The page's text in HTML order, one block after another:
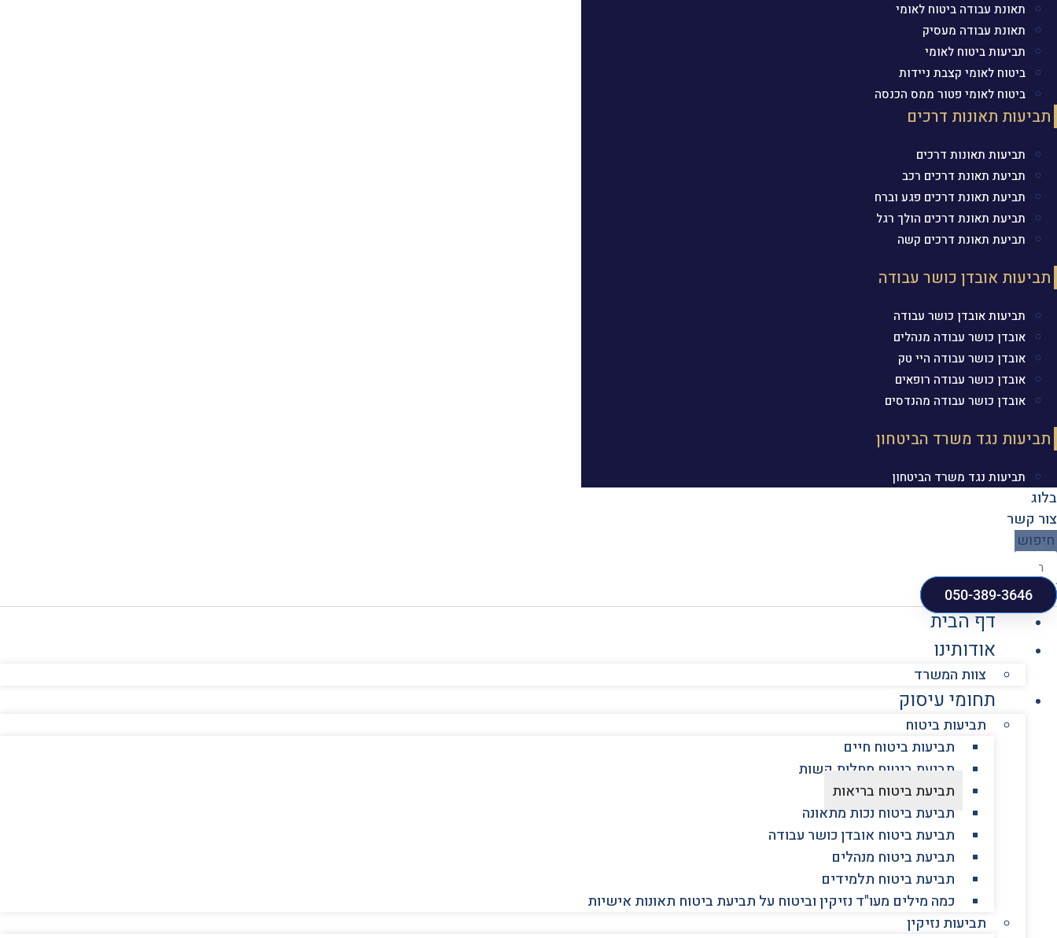
תאונת עבודה ביטוח לאומי
תאונת עבודה מעסיק
תביעות ביטוח לאומי
ביטוח לאומי קצבת ניידות
ביטוח לאומי פטור ממס הכנסה
תביעות תאונות דרכים
תביעות תאונות דרכים
תביעת תאונת דרכים רכב
תביעת תאונת דרכים פגע וברח
תביעת תאונת דרכים הולך רגל
תביעת תאונת דרכים קשה
תביעות אובדן כושר עבודה
תביעות אובדן כושר עבודה
אובדן כושר עבודה מנהלים
אובדן כושר עבודה היי טק
אובדן כושר עבודה רופאים
אובדן כושר עבודה מהנדסים
תביעות נגד משרד הביטחון
תביעות נגד משרד הביטחון
בלוג
צור קשר
חיפוש
050-389-3646
דף הבית
אודותינו
צוות המשרד
תחומי עיסוק
תביעות ביטוח
תביעות ביטוח חיים
תביעת ביטוח מחלות קשות
תביעת ביטוח בריאות
תביעת ביטוח נכות מתאונה
תביעת ביטוח אובדן כושר עבודה
תביעת ביטוח מנהלים
תביעת ביטוח תלמידים
כמה מילים מעו"ד נזיקין וביטוח על תביעת ביטוח תאונות אישיות
תביעות נזיקין